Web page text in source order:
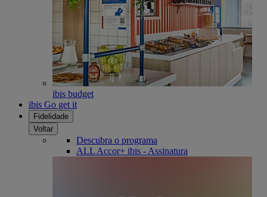
ibis budget
ibis Go get it
Fidelidade
Voltar
Descubra o programa
ALL Accor+ ibis - Assinatura